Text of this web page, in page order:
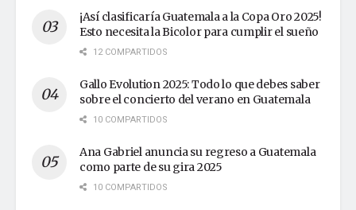
¡Así clasificaría Guatemala a la Copa Oro 2025!
Esto necesita la Bicolor para cumplir el sueño
12 COMPARTIDOS
Gallo Evolution 2025: Todo lo que debes saber
sobre el concierto del verano en Guatemala
10 COMPARTIDOS
Ana Gabriel anuncia su regreso a Guatemala
como parte de su gira 2025
10 COMPARTIDOS